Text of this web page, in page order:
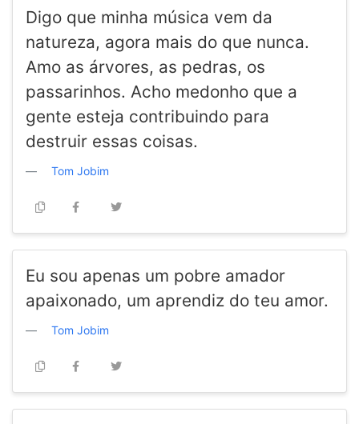
Digo que minha música vem da
natureza, agora mais do que nunca.
Amo as árvores, as pedras, os
passarinhos. Acho medonho que a
gente esteja contribuindo para
destruir essas coisas.
Tom Jobim
Eu sou apenas um pobre amador
apaixonado, um aprendiz do teu amor.
Tom Jobim